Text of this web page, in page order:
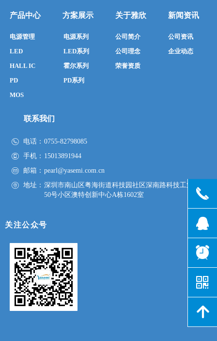
关注公众号
产品中心
电源管理
LED
HALL IC
PD
MOS
方案展示
电源系列
LED系列
霍尔系列
PD系列
关于雅欣
公司简介
公司理念
荣誉资质
新闻资讯
公司资讯
企业动态
联系我们
电话： 0755-82798085
手机： 15013891944
邮箱： pearl@yasemi.com.cn
地址： 深圳市南山区粤海街道科技园社区深南路科技工业园
50号小区澳特创新中心A栋1602室
끅
뀩
뀥
낃
녕